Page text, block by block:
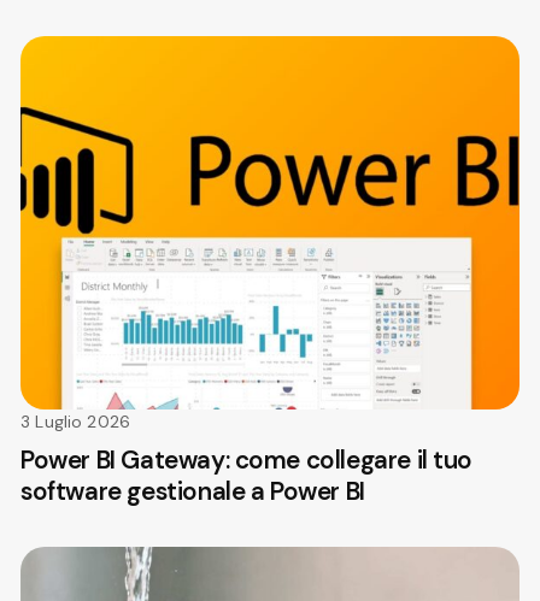
Power BI Gateway: come collegare il tuo
software gestionale a Power BI
3 Luglio 2026